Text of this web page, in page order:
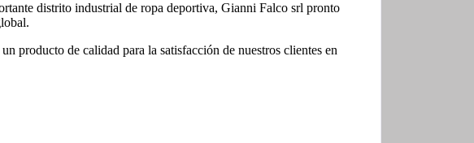
distrito industrial de ropa deportiva, Gianni Falco srl pronto
producto de calidad para la satisfacción de nuestros clientes en